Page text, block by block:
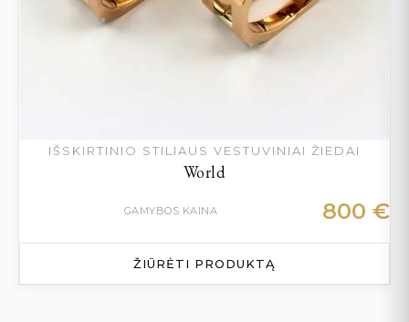
IŠSKIRTINIO STILIAUS VESTUVINIAI ŽIEDAI
World
GAMYBOS KAINA 800 €
ŽIŪRĖTI PRODUKTĄ